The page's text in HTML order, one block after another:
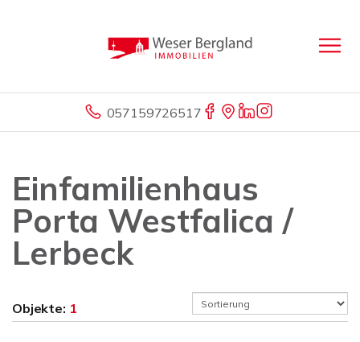
057159726517
Einfamilienhaus
Porta Westfalica /
Lerbeck
Objekte: 1